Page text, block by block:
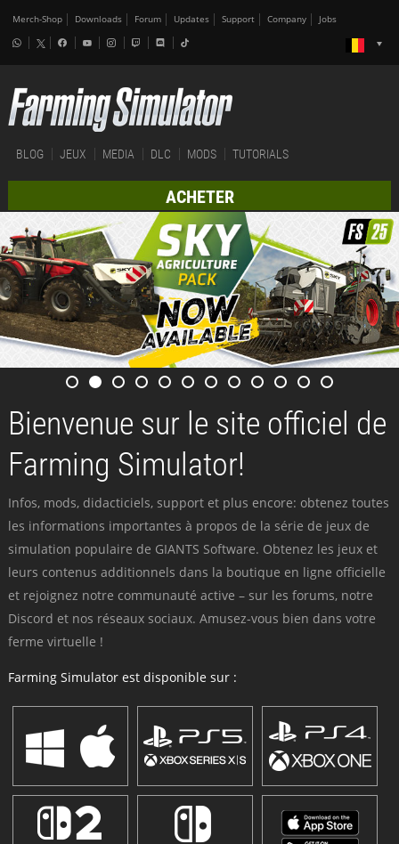
Merch-Shop Downloads Forum Updates Support Company Jobs
BLOG JEUX MEDIA DLC MODS TUTORIALS
ACHETER
Bienvenue sur le site officiel de
Farming Simulator!
Infos, mods, didacticiels, support et plus encore: obtenez toutes
les informations importantes à propos de la série de jeux de
simulation populaire de GIANTS Software. Obtenez les jeux et
leurs contenus additionnels dans la boutique en ligne officielle
et rejoignez notre communauté active – sur les forums, notre
Discord et nos réseaux sociaux. Amusez-vous bien dans votre
ferme virtuelle !
Farming Simulator est disponible sur :